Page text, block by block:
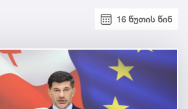
16 წუთის წინ